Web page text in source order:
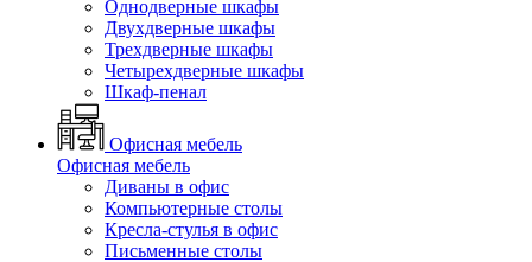
Однодверные шкафы
Двухдверные шкафы
Трехдверные шкафы
Четырехдверные шкафы
Шкаф-пенал
Офисная мебель
Офисная мебель
Диваны в офис
Компьютерные столы
Кресла-стулья в офис
Письменные столы